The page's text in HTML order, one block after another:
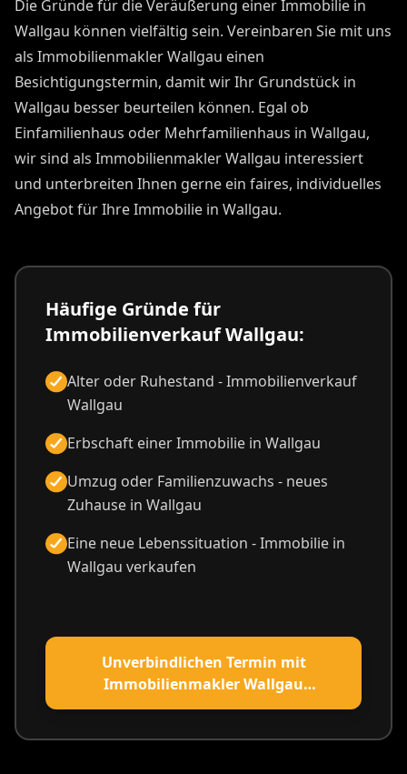
HAUSVERKAUF WALLGAU MIT IHREM
Sie möchten ein Haus in
Wallgau verkaufen? Ihr
Immobilienmakler Wallgau
kauft Ihre Immobilie!
Wallgau können vielfältig sein. Vereinbaren Sie mit uns
als Immobilienmakler Wallgau einen
Besichtigungstermin, damit wir Ihr Grundstück in
Einfamilienhaus oder Mehrfamilienhaus in Wallgau,
wir sind als Immobilienmakler Wallgau interessiert
und unterbreiten Ihnen gerne ein faires, individuelles
Angebot für Ihre Immobilie in Wallgau.
Häufige Gründe für
Alter oder Ruhestand - Immobilienverkauf
Wallgau
Erbschaft einer Immobilie in Wallgau